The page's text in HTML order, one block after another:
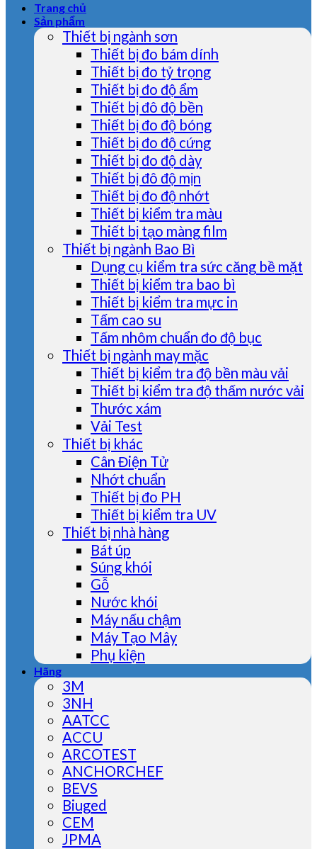
Trang chủ
Sản phẩm
Thiết bị ngành sơn
Thiết bị đo bám dính
Thiết bị đo tỷ trọng
Thiết bị đo độ ẩm
Thiết bị đô độ bền
Thiết bị đo độ bóng
Thiết bị đo độ cứng
Thiết bị đo độ dày
Thiết bị đô độ mịn
Thiết bị đo độ nhớt
Thiết bị kiểm tra màu
Thiết bị tạo màng film
Thiết bị ngành Bao Bì
Dụng cụ kiểm tra sức căng bề mặt
Thiết bị kiểm tra bao bì
Thiết bị kiểm tra mực in
Tấm cao su
Tấm nhôm chuẩn đo độ bục
Thiết bị ngành may mặc
Thiết bị kiểm tra độ bền màu vải
Thiết bị kiểm tra độ thấm nước vải
Thước xám
Vải Test
Thiết bị khác
Cân Điện Tử
Nhớt chuẩn
Thiết bị đo PH
Thiết bị kiểm tra UV
Thiết bị nhà hàng
Bát úp
Súng khói
Gỗ
Nước khói
Máy nấu chậm
Máy Tạo Mây
Phụ kiện
Hãng
3M
3NH
AATCC
ACCU
ARCOTEST
ANCHORCHEF
BEVS
Biuged
CEM
JPMA